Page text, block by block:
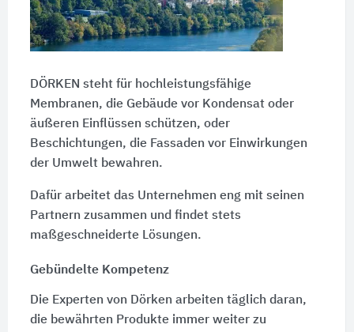
DÖRKEN steht für hochleistungsfähige
Membranen, die Gebäude vor Kondensat oder
äußeren Einflüssen schützen, oder
Beschichtungen, die Fassaden vor Einwirkungen
der Umwelt bewahren.
Dafür arbeitet das Unternehmen eng mit seinen
Partnern zusammen und findet stets
maßgeschneiderte Lösungen.
Gebündelte Kompetenz
Die Experten von Dörken arbeiten täglich daran,
die bewährten Produkte immer weiter zu